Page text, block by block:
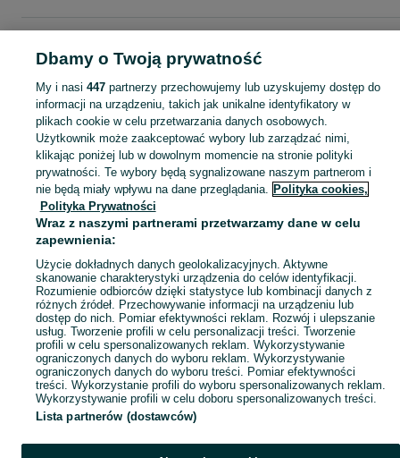
Opolskie
Rowery miejskie - Kluczbork
KATEGORIA
Zobacz
Mapa kategorii
Mapa miejscowości
Mapa ministron
Popularne wyszukiwania
Dbamy o Twoją prywatność
My i nasi 447partnerzy przechowujemy lub uzyskujemy dostęp do
informacji na urządzeniu, takich jak unikalne identyfikatory w
plikach cookie w celu przetwarzania danych osobowych.
Użytkownik może zaakceptować wybory lub zarządzać nimi,
klikając poniżej lub w dowolnym momencie na stronie polityki
prywatności. Te wybory będą sygnalizowane naszym partnerom i
nie będą miały wpływu na dane przeglądania. Polityka cookies,
Polityka Prywatności
Wraz z naszymi partnerami przetwarzamy dane w celu
zapewnienia:
Użycie dokładnych danych geolokalizacyjnych. Aktywne
skanowanie charakterystyki urządzenia do celów identyfikacji.
Rozumienie odbiorców dzięki statystyce lub kombinacji danych z
różnych źródeł. Przechowywanie informacji na urządzeniu lub
dostęp do nich. Pomiar efektywności reklam. Rozwój i ulepszanie
usług. Tworzenie profili w celu personalizacji treści. Tworzenie
profili w celu spersonalizowanych reklam. Wykorzystywanie
ograniczonych danych do wyboru reklam. Wykorzystywanie
ograniczonych danych do wyboru treści. Pomiar efektywności
treści. Wykorzystanie profili do wyboru spersonalizowanych reklam.
Wykorzystywanie profili w celu doboru spersonalizowanych treści.
Lista partnerów (dostawców)